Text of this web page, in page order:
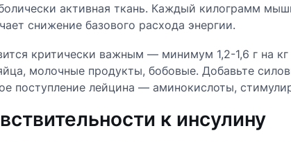
активная ткань. Каждый килограмм
снижение базового расхода энергии.
критически важным — минимум 1,2-1,6 г на
молочные продукты, бобовые. Добавьте
поступление лейцина — аминокислоты,
к инсулину